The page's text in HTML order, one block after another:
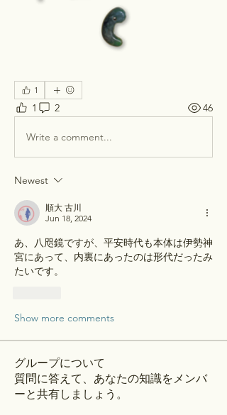
1
1 2 46
Write a comment...
Newest
順大 古川
Jun 18, 2024
あ、八咫鏡ですが、平安時代も本体は伊勢神
宮にあって、内裏にあったのは形代だったみ
たいです。
Show more comments
グループについて
質問に答えて、あなたの知識をメンバ
ーと共有しましょう。